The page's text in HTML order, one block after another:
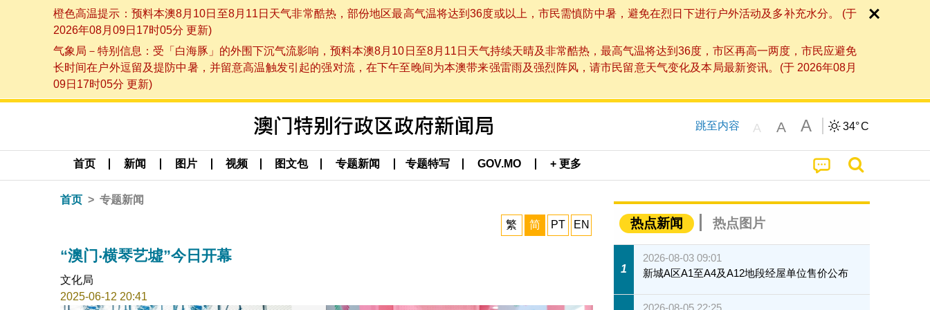
橙色高温提示：预料本澳8月10日至8月11日天气非常酷热，部份地区最高气温将达到36度或以上，市民需慎防中暑，避免在烈日下进行户外活动及多补充水分。 (于
2026年08月09日17时05分 更新)
气象局－特别信息：受「白海豚」的外围下沉气流影响，预料本澳8月10日至8月11日天气持续天晴及非常酷热，最高气温将达到36度，市区再高一两度，市民应避免
长时间在户外逗留及提防中暑，并留意高温触发引起的强对流，在下午至晚间为本澳带来强雷雨及强烈阵风，请市民留意天气变化及本局最新资讯。(于 2026年08月
09日17时05分 更新)
跳至内容 A A A 34°C
首页 新闻 图片 视频 图文包 专题新闻 专题特写 GOV.MO + 更多
首页 专题新闻
繁 简 PT EN
“澳门‧横琴艺墟”今日开幕
文化局
2025-06-12 20:41
热点新闻 热点图片
1
2026-08-03 09:01
新城A区A1至A4及A12地段经屋单位售价公布
2026-08-05 22:25